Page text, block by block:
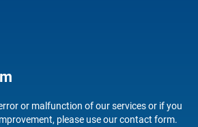
or malfunction of our services or if you
please use ourcontact form.